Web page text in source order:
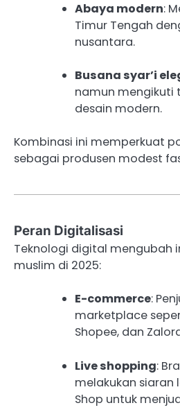
Abaya modern:
Timur Tengah
nusantara.
Busana syar’i
namun mengikuti
desain modern.
Kombinasi ini memperkuat
sebagai produsen modest
Peran Digitalisasi
Teknologi digital mengubah
muslim di 2025:
E-commerce:
marketplace
Shopee, dan
Live shopping:
melakukan siaran
Shop untuk